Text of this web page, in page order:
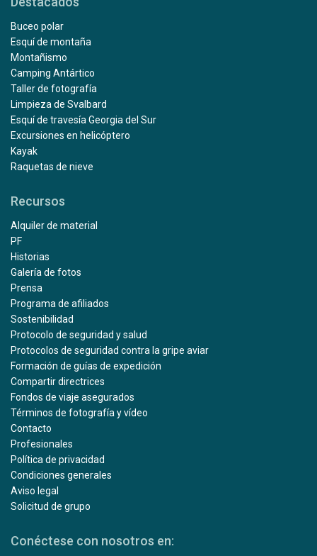
Buceo polar
Esquí de montaña
Montañismo
Camping Antártico
Taller de fotografía
Limpieza de Svalbard
Esquí de travesía Georgia del Sur
Excursiones en helicóptero
Kayak
Raquetas de nieve
Recursos
Alquiler de material
PF
Historias
Galería de fotos
Prensa
Programa de afiliados
Sostenibilidad
Protocolo de seguridad y salud
Protocolos de seguridad contra la gripe aviar
Formación de guías de expedición
Compartir directrices
Fondos de viaje asegurados
Términos de fotografía y vídeo
Contacto
Profesionales
Política de privacidad
Condiciones generales
Aviso legal
Solicitud de grupo
Conéctese con nosotros en: